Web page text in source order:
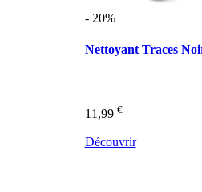
- 20%
Nettoyant Traces
11,99 €
Découvrir